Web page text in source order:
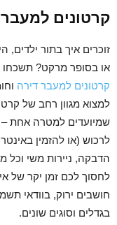
קרטונים
זוכרים איך בתור ילדים,
או בסופר מרקט? תשכחו
קרטונים למעבר דירה
למצוא מגוון רחב של
שמיועדים למטרה אחת –
לרכוש (או להזמין
הדבקה, ניירות משי
לחסוך לכם זמן יקר של
חושבים ירוק, בוודאי
בגדלים וסוגים שונים.